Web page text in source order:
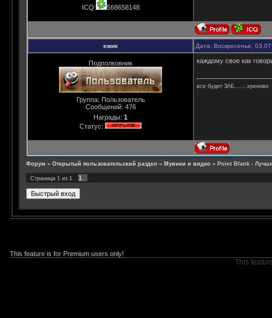
ICQ:
568658148
ежик Дата: Воскресенье,
Подполковник
Группа: Пользователь
Сообщений: 476
Награды: 1
Статус:
каждому свое как
все будет ЗАЕ.......хреново
Форум » Открытый пользовательский раздел » Мувики и видео » Point Blank -
Страница 1 из 1 1
This feature is for Premium users only!
This